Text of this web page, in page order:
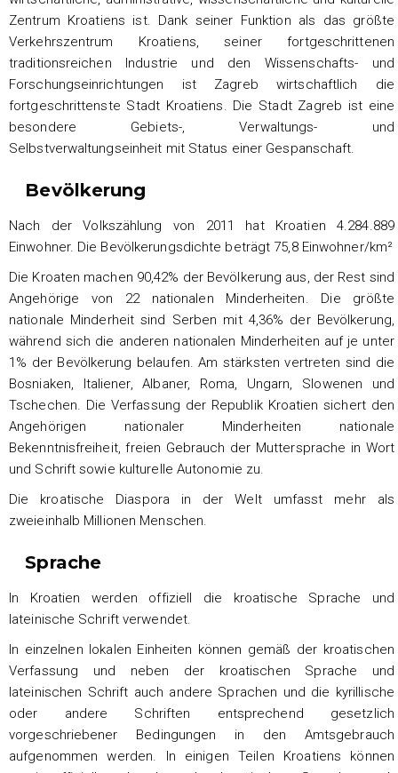
Zentrum Kroatiens ist. Dank seiner Funktion als das größte
Verkehrszentrum Kroatiens, seiner fortgeschrittenen
traditionsreichen Industrie und den Wissenschafts- und
Forschungseinrichtungen ist Zagreb wirtschaftlich die
fortgeschrittenste Stadt Kroatiens. Die Stadt Zagreb ist eine
besondere Gebiets-, Verwaltungs- und
Selbstverwaltungseinheit mit Status einer Gespanschaft.
Bevölkerung
Nach der Volkszählung von 2011 hat Kroatien 4.284.889
Einwohner. Die Bevölkerungsdichte beträgt 75,8 Einwohner/km²
Die Kroaten machen 90,42% der Bevölkerung aus, der Rest sind
Angehörige von 22 nationalen Minderheiten. Die größte
nationale Minderheit sind Serben mit 4,36% der Bevölkerung,
während sich die anderen nationalen Minderheiten auf je unter
1% der Bevölkerung belaufen. Am stärksten vertreten sind die
Bosniaken, Italiener, Albaner, Roma, Ungarn, Slowenen und
Tschechen. Die Verfassung der Republik Kroatien sichert den
Angehörigen nationaler Minderheiten nationale
Bekenntnisfreiheit, freien Gebrauch der Muttersprache in Wort
und Schrift sowie kulturelle Autonomie zu.
Die kroatische Diaspora in der Welt umfasst mehr als
zweieinhalb Millionen Menschen.
Sprache
In Kroatien werden offiziell die kroatische Sprache und
lateinische Schrift verwendet.
In einzelnen lokalen Einheiten können gemäß der kroatischen
Verfassung und neben der kroatischen Sprache und
lateinischen Schrift auch andere Sprachen und die kyrillische
oder andere Schriften entsprechend gesetzlich
vorgeschriebener Bedingungen in den Amtsgebrauch
aufgenommen werden. In einigen Teilen Kroatiens können